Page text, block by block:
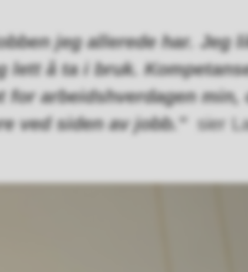
jeg allerede har. Jeg
å ta i bruk.
arbeidshverdagen min,
ved siden av jobb."sier